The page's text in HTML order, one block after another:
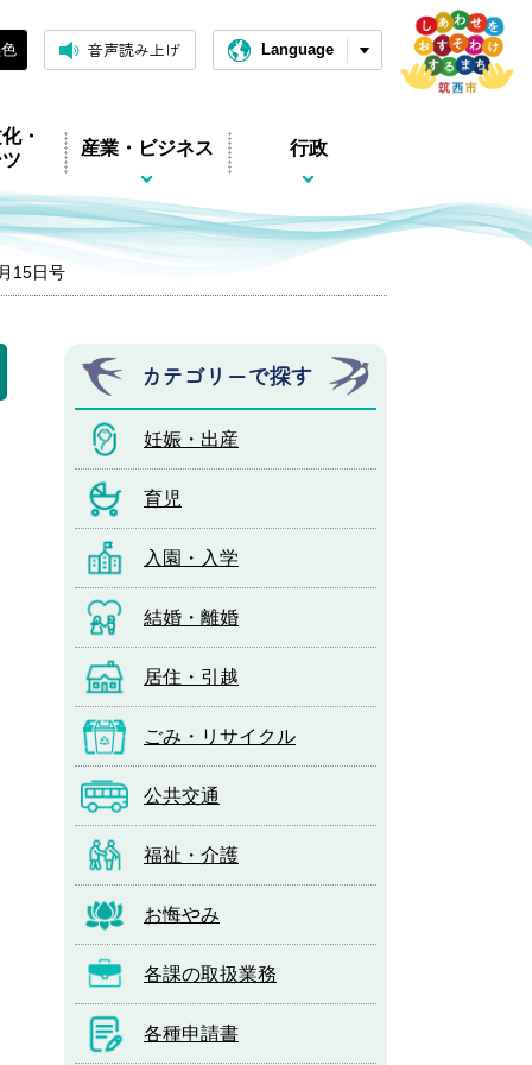
音声読み上げ Language
・
産業・ビジネス 行政
15日号
カテゴリーで探す
妊娠・出産
育児
入園・入学
結婚・離婚
居住・引越
ごみ・リサイクル
公共交通
福祉・介護
お悔やみ
各課の取扱業務
各種申請書